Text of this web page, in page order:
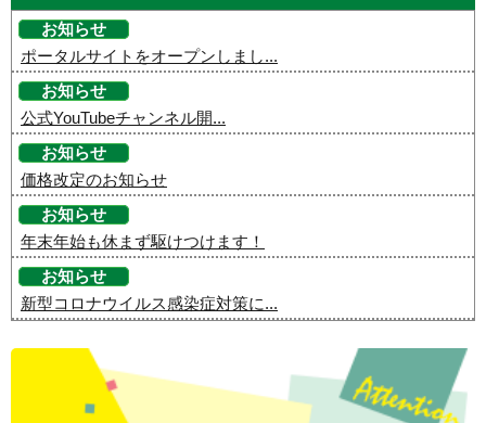
お知らせ
ポータルサイトをオープンしまし...
お知らせ
公式YouTubeチャンネル開...
お知らせ
価格改定のお知らせ
お知らせ
年末年始も休まず駆けつけます！
お知らせ
新型コロナウイルス感染症対策に...